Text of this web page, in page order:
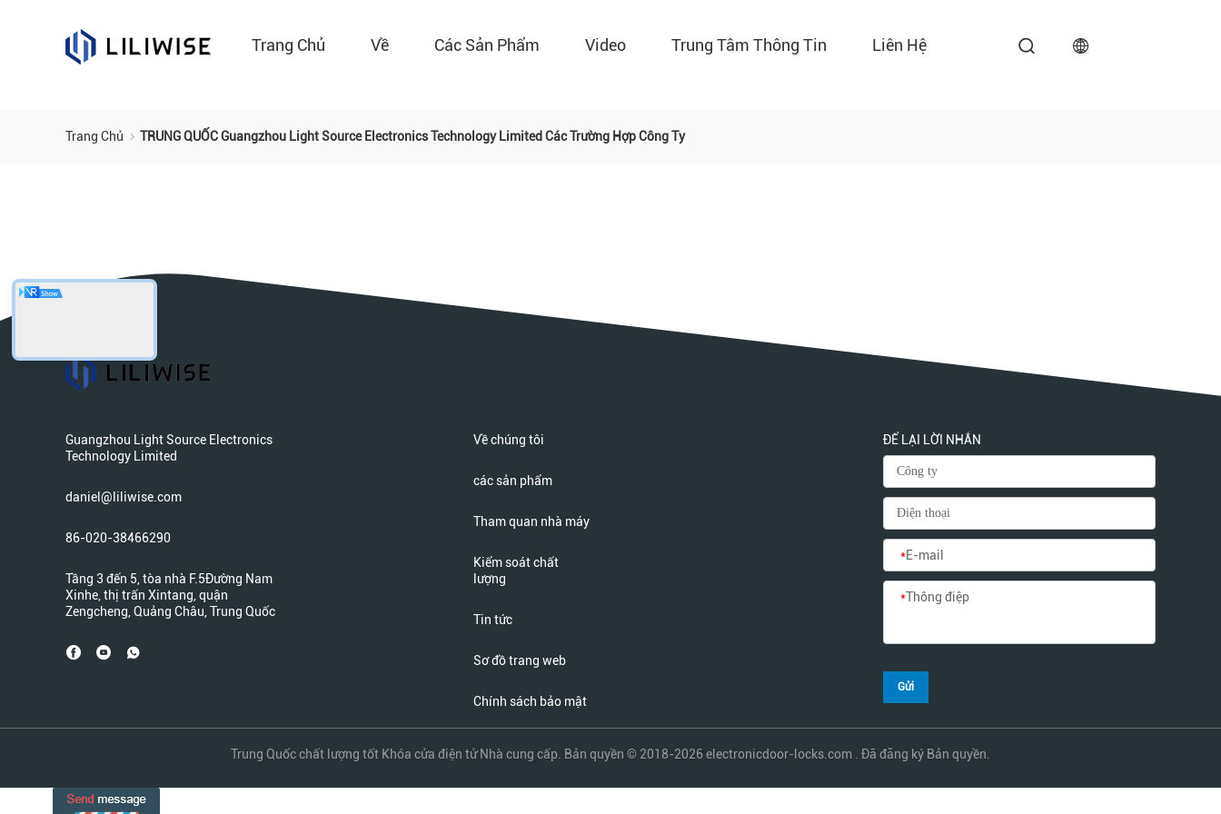
Trang Chủ Về Các Sản Phẩm Video Trung Tâm Thông Tin Liên Hệ
Trang Chủ TRUNG QUỐC Guangzhou Light Source Electronics Technology Limited Các Trường Hợp Công Ty
Guangzhou Light Source Electronics
Technology Limited
daniel@liliwise.com
86-020-38466290
Tầng 3 đến 5, tòa nhà F.5Đường Nam
Xinhe, thị trấn Xintang, quận
Zengcheng, Quảng Châu, Trung Quốc
Về chúng tôi
các sản phẩm
Tham quan nhà máy
Kiểm soát chất
lượng
Tin tức
Sơ đồ trang web
Chính sách bảo mật
ĐỂ LẠI LỜI NHẮN
*E-mail
*Thông điệp
Gửi
Trung Quốc chất lượng tốt Khóa cửa điện tử Nhà cung cấp. Bản quyền © 2018-2026 electronicdoor-locks.com . Đã đăng ký Bản quyền.